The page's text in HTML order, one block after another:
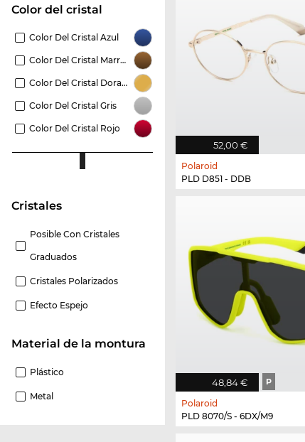
Color del cristal
Color Del Cristal Azul
Color Del Cristal Marrón
Color Del Cristal Dorado
Color Del Cristal Gris
Color Del Cristal Rojo
Cristales
Posible Con Cristales
Graduados
Cristales Polarizados
Efecto Espejo
Material de la montura
Plástico
Metal
52,00 €
Polaroid
PLD D851 - DDB
48,84 € P
Polaroid
PLD 8070/S - 6DX/M9